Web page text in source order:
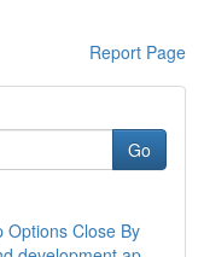
Report Page
Go
Options Close By